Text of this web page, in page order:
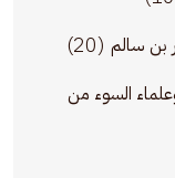
بن سالم (20)
السوء من